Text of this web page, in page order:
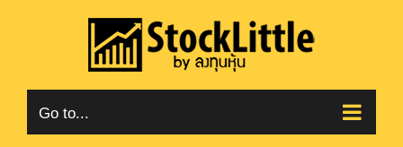
content
Go to...